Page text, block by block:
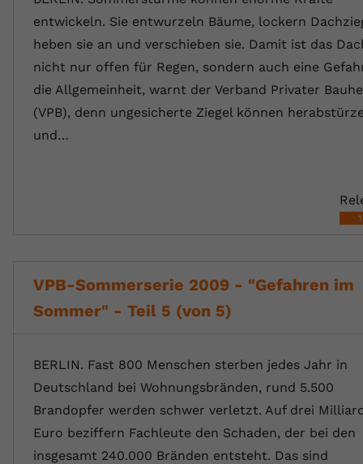
entwickeln. Sie entwurzeln Bäume, lockern
heben sie an und verschieben sie. Damit ist das
nicht nur offen für Regen, sondern auch eine
die Allgemeinheit, warnt der Verband Privater
(VPB), denn ungesicherte Ziegel können
und…
VPB-Sommerserie 2009 - "Gefahren im
Sommer" - Teil 5 (von 5)
BERLIN. Fast 800 Menschen sterben jedes Jahr in
Deutschland bei Wohnungsbränden, rund 5.500
Brandopfer werden schwer verletzt. Auf drei
Euro beziffern Fachleute den Schaden, der bei den
insgesamt 240.000 Bränden entsteht. Das sind